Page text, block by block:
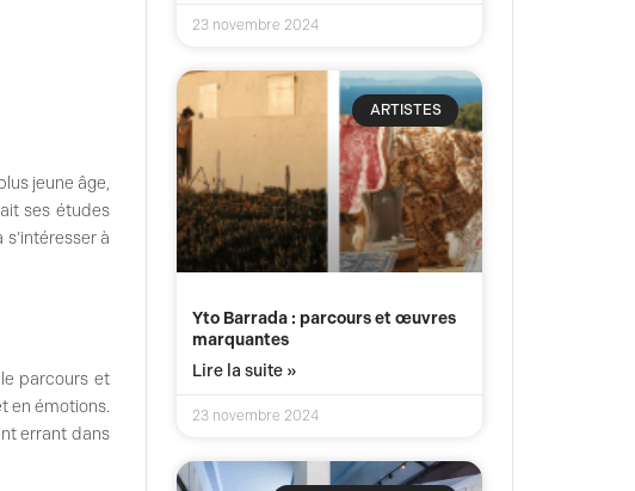
jeune âge,
ses études
à
parcours et
en émotions.
errant dans
23 novembre 2024
ARTISTES
Yto Barrada : parcours et œuvres
marquantes
Lire la suite »
23 novembre 2024